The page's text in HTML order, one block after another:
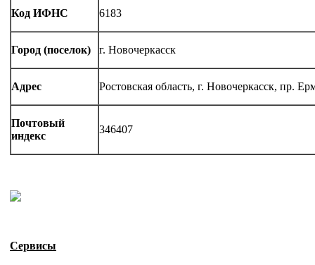
Код ИФНС 6183
Город (поселок) г. Новочеркасск
Адрес Ростовская область, г. Новочеркасск, пр.
Почтовый
индекс
346407
Сервисы